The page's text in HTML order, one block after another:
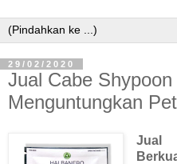
29/02/2020
Jual Cabe
Menguntungkan
Jual